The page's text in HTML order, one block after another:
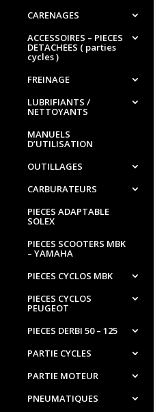
CARENAGES
ACCESSOIRES – PIECES
DETACHEES ( parties
cycles )
FREINAGE
LUBRIFIANTS /
NETTOYANTS
MANUELS
D’UTILISATION
OUTILLAGES
CARBURATEURS
PIECES ADAPTABLE
SOLEX
PIECES SCOOTERS MBK
– YAMAHA
PIECES CYCLOS MBK
PIECES CYCLOS
PEUGEOT
PIECES DERBI 50 – 125
PARTIE CYCLES
PARTIE MOTEUR
PNEUMATIQUES